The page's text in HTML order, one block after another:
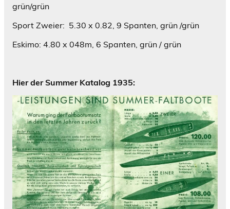
grün/grün
Sport Zweier: 5.30 x 0.82, 9 Spanten, grün /grün
Eskimo: 4.80 x 048m, 6 Spanten, grün / grün
Hier der Summer Katalog 1935: